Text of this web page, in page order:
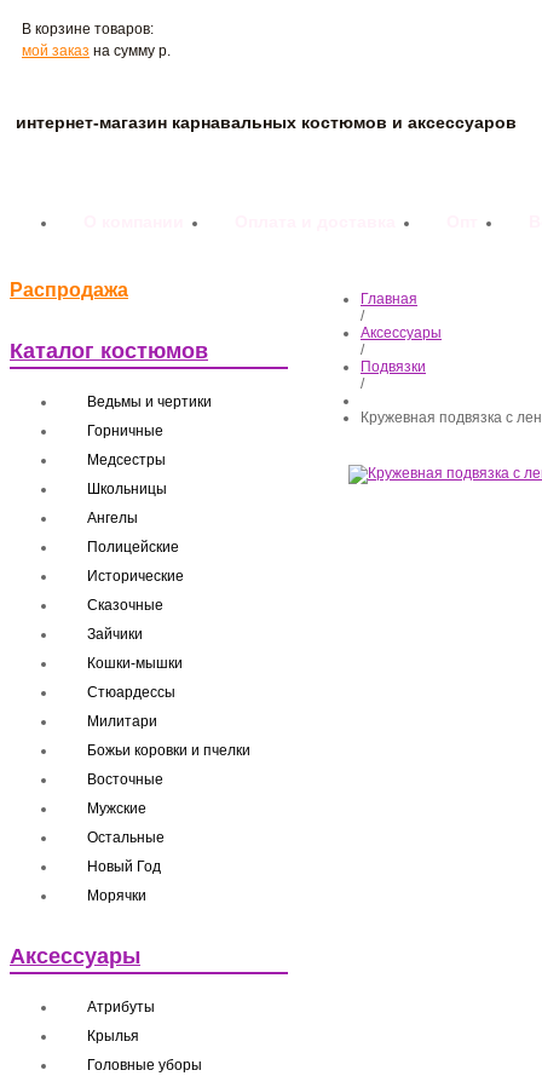
интернет-магазин карнавальных костюмов и аксессуаров
В корзине товаров:
мой заказ на сумму р.
Распродажа
Каталог костюмов
Ведьмы и чертики
Горничные
Медсестры
Школьницы
Ангелы
Полицейские
Исторические
Сказочные
Зайчики
Кошки-мышки
Стюардессы
Милитари
Божьи коровки и пчелки
Восточные
Мужские
Остальные
Новый Год
Морячки
Аксессуары
Атрибуты
Крылья
Головные уборы
Главная
/
Аксессуары
/
Подвязки
/
Кружевная подвязка с